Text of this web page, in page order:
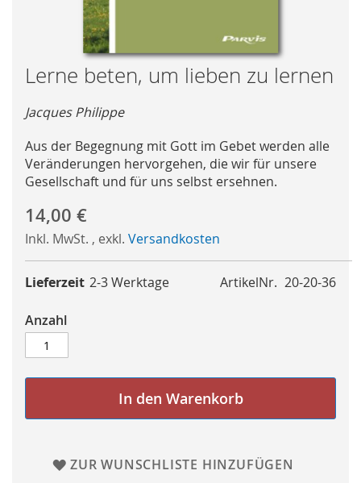
Skip
to
the
beginning
of
the
images
Lerne beten, um lieben zu lernen
Jacques Philippe
Aus der Begegnung mit Gott im Gebet werden alle
Veränderungen hervorgehen, die wir für unsere
Gesellschaft und für uns selbst ersehnen.
14,00 €
Inkl. MwSt. , exkl. Versandkosten
ArtikelNr. 20-20-36
Lieferzeit 2-3 Werktage
Anzahl
In den Warenkorb
ZUR WUNSCHLISTE HINZUFÜGEN